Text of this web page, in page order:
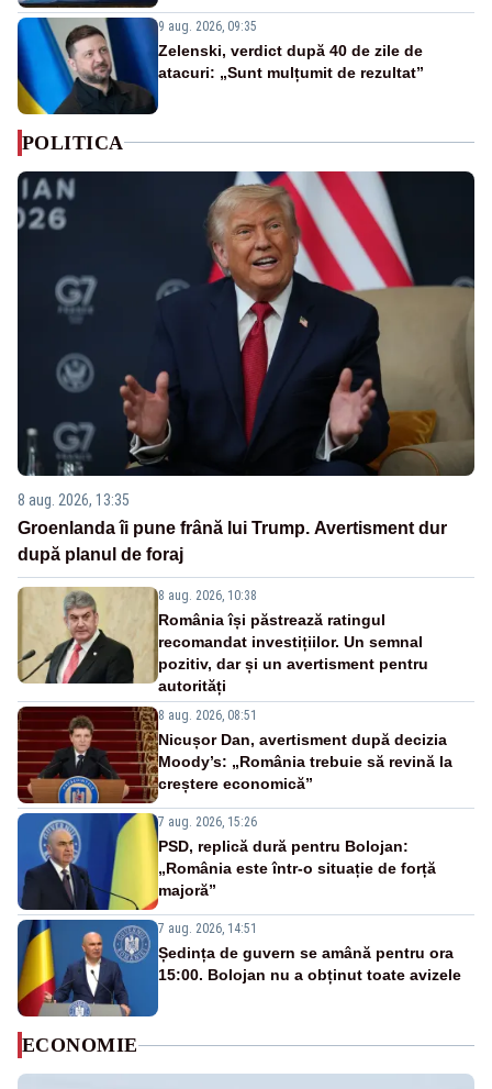
9 aug. 2026, 09:35
Zelenski, verdict după 40 de zile de
atacuri: „Sunt mulțumit de rezultat”
POLITICA
8 aug. 2026, 13:35
Groenlanda îi pune frână lui Trump. Avertisment dur
după planul de foraj
8 aug. 2026, 10:38
România își păstrează ratingul
recomandat investițiilor. Un semnal
pozitiv, dar și un avertisment pentru
autorități
8 aug. 2026, 08:51
Nicușor Dan, avertisment după decizia
Moody’s: „România trebuie să revină la
creștere economică”
7 aug. 2026, 15:26
PSD, replică dură pentru Bolojan:
„România este într-o situație de forță
majoră”
7 aug. 2026, 14:51
Ședința de guvern se amână pentru ora
15:00. Bolojan nu a obținut toate avizele
ECONOMIE